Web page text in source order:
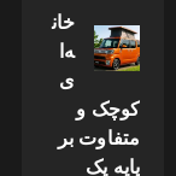
خان
ه‌ا
ی
کوچک و
متفاوت بر
پایه یک